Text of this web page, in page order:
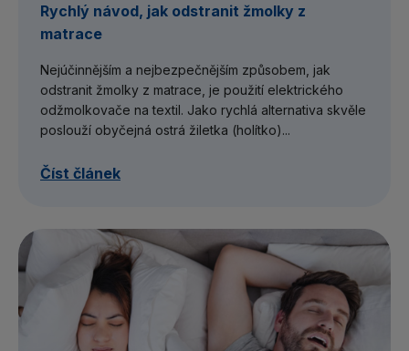
Rychlý návod, jak odstranit žmolky z
matrace
Nejúčinnějším a nejbezpečnějším způsobem, jak
odstranit žmolky z matrace, je použití elektrického
odžmolkovače na textil. Jako rychlá alternativa skvěle
poslouží obyčejná ostrá žiletka (holítko)...
Číst článek